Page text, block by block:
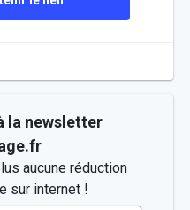
la newsletter
aucune réduction
sur internet !